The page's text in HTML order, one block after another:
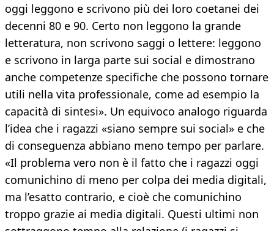
oggi leggono e scrivono più dei loro coetanei dei
decenni 80 e 90. Certo non leggono la grande
letteratura, non scrivono saggi o lettere: leggono
e scrivono in larga parte sui social e dimostrano
anche competenze specifiche che possono tornare
utili nella vita professionale, come ad esempio la
capacità di sintesi». Un equivoco analogo riguarda
l’idea che i ragazzi «siano sempre sui social» e che
di conseguenza abbiano meno tempo per parlare.
«Il problema vero non è il fatto che i ragazzi oggi
comunichino di meno per colpa dei media digitali,
ma l’esatto contrario, e cioè che comunichino
troppo grazie ai media digitali. Questi ultimi non